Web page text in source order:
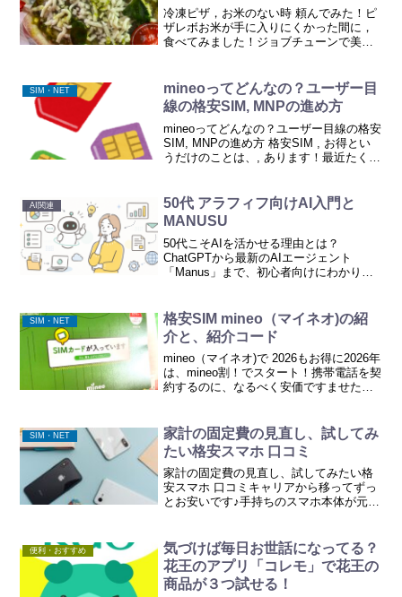
冷凍ピザ，お米のない時 頼んでみた！ピ
ザレボお米が手に入りにくかった間に，
食べてみました！ジョブチューンで美味
が凝らされたピザは，トースターで焼く
ことを想定されて造られ...
SIM・NET
mineoってどんなの？ユーザー目
線の格安SIM, MNPの進め方
mineoってどんなの？ユーザー目線の格安
SIM, MNPの進め方 格安SIM , お得とい
うだけのことは、, あります！最近たくさ
な使用感か聞かれます。mi...
AI関連
50代 アラフィフ向けAI入門と
MANUSU
50代こそAIを活かせる理由とは？
ChatGPTから最新のAIエージェント
「Manus」まで、初心者向けにわかりや
豊かに。
SIM・NET
格安SIM mineo（マイネオ)の紹
介と、紹介コード
mineo（マイネオ)で 2026もお得に2026年
は、mineo割！でスタート！携帯電話を契
約するのに、なるべく安価ですませた
う、など、SIMのこうかんや e-SIM...
SIM・NET
家計の固定費の見直し、試してみ
たい格安スマホ 口コミ
家計の固定費の見直し、試してみたい格
安スマホ 口コミキャリアから移ってずっ
とお安いです♪手持ちのスマホ本体が元気
ャリアのサブブランドや、MVNOのお得
なSIMプラン...
便利・おすすめ
気づけば毎日お世話になってる？
花王のアプリ「コレモ」で花王の
商品が３つ試せる！